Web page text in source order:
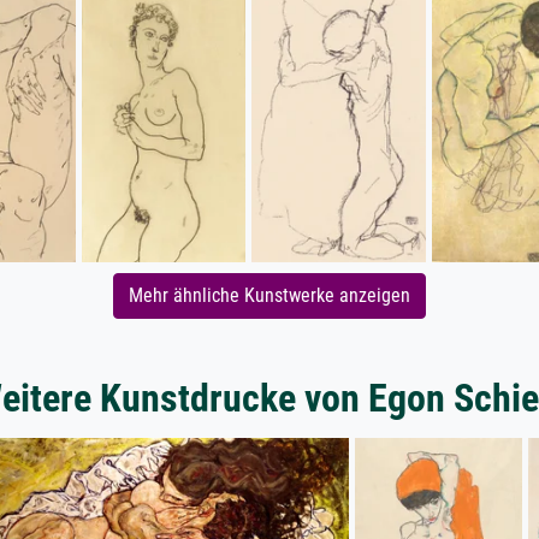
Mehr ähnliche Kunstwerke anzeigen
Kunstdrucke von Egon